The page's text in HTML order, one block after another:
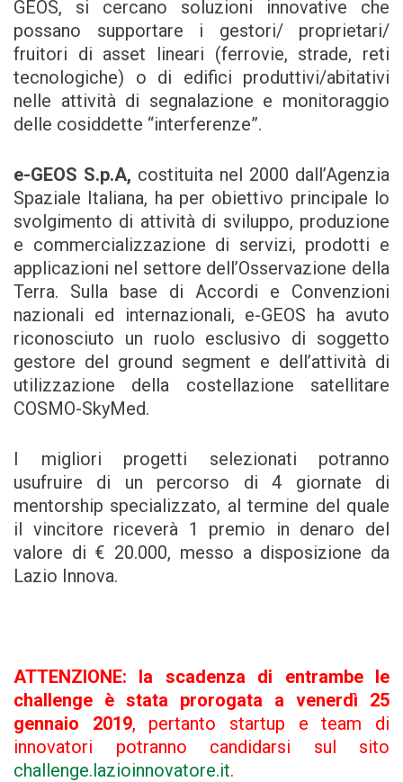
GEOS, si cercano soluzioni innovative che
possano supportare i gestori/ proprietari/
fruitori di asset lineari (ferrovie, strade, reti
tecnologiche) o di edifici produttivi/abitativi
nelle attività di segnalazione e monitoraggio
delle cosiddette “interferenze”.
e-GEOS S.p.A, costituita nel 2000 dall’Agenzia
Spaziale Italiana, ha per obiettivo principale lo
svolgimento di attività di sviluppo, produzione
e commercializzazione di servizi, prodotti e
applicazioni nel settore dell’Osservazione della
Terra. Sulla base di Accordi e Convenzioni
nazionali ed internazionali, e-GEOS ha avuto
riconosciuto un ruolo esclusivo di soggetto
gestore del ground segment e dell’attività di
utilizzazione della costellazione satellitare
COSMO-SkyMed.
I migliori progetti selezionati potranno
usufruire di un percorso di 4 giornate di
mentorship specializzato, al termine del quale
il vincitore riceverà 1 premio in denaro del
valore di € 20.000, messo a disposizione da
Lazio Innova.
ATTENZIONE: la scadenza di entrambe le
challenge è stata prorogata a venerdì 25
gennaio 2019, pertanto startup e team di
innovatori potranno candidarsi sul sito
challenge.lazioinnovatore.it.